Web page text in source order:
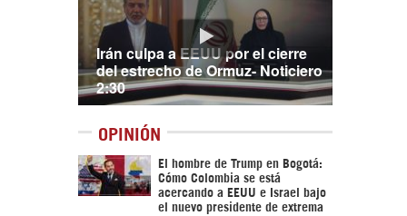
Irán culpa a EEUU por el cierre
del estrecho de Ormuz- Noticiero
2:30
OPINIÓN
El hombre de Trump en Bogotá:
Cómo Colombia se está
acercando a EEUU e Israel bajo
el nuevo presidente de extrema